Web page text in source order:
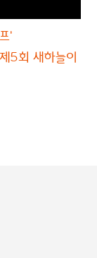
'
5회 새하늘이